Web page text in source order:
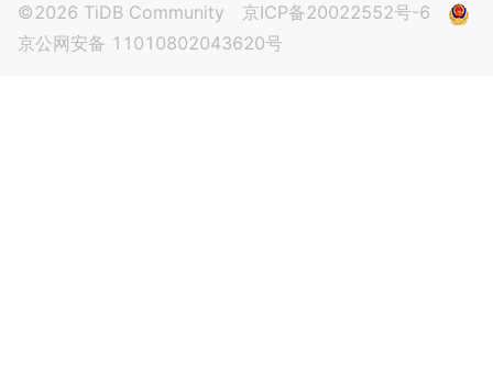
©2026 TiDB Community
京ICP备20022552号-6
京公网安备 11010802043620号